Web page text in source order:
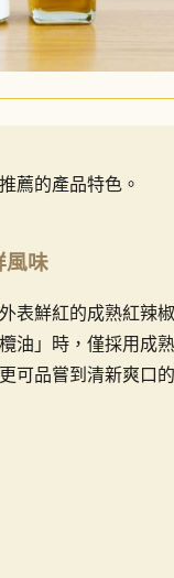
薦的產品特色。
風味
表鮮紅的成熟紅辣
油」時，僅採用成
可品嘗到清新爽口